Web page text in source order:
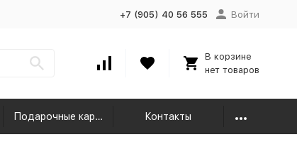
+7 (905) 40 56 555 Войти
В корзине
нет товаров
Подарочные карты Контакты